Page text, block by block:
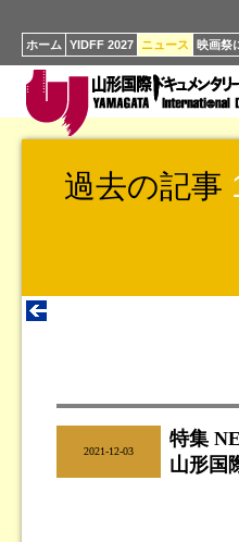
ホーム YIDFF 2027 ニュース 映画祭
過去の記事
2021-12-03
特集
山形国